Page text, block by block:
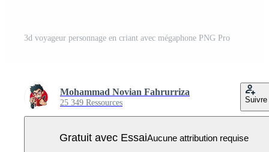
3d voyageur personnage en criant avec mégaphone PNG Pro
Mohammad Novian Fahrurriza
25 349 Ressources Suivre
Gratuit avec EssaiAucune attribution requise